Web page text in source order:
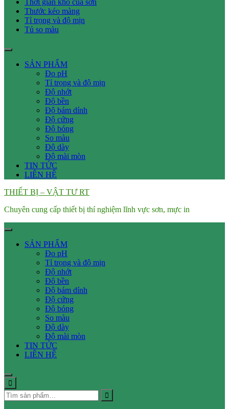
Thời gian khô của sơn
Thước kéo màng
Tỉ trọng và độ mịn
Tủ so màu
SẢN PHẨM
Đo pH
Tỉ trọng và độ mịn
Độ nhớt
Độ bền
Độ bám dính
Độ cứng
Độ bóng
So màu
Độ dày
Độ mài mòn
TIN TỨC
LIÊN HỆ
THIẾT BỊ – VẬT TƯ RT
Chuyên cung cấp thiết bị thí nghiệm lĩnh vực sơn, mực in
SẢN PHẨM
Đo pH
Tỉ trọng và độ mịn
Độ nhớt
Độ bền
Độ bám dính
Độ cứng
Độ bóng
So màu
Độ dày
Độ mài mòn
TIN TỨC
LIÊN HỆ